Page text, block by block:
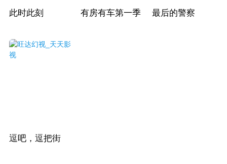
此时此刻 有房有车第一季 最后的警察
逗吧，逗把街